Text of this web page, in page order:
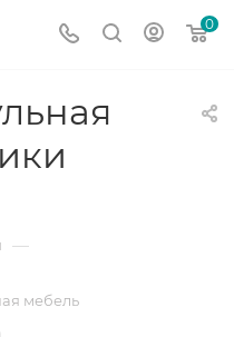
0
—
мебель